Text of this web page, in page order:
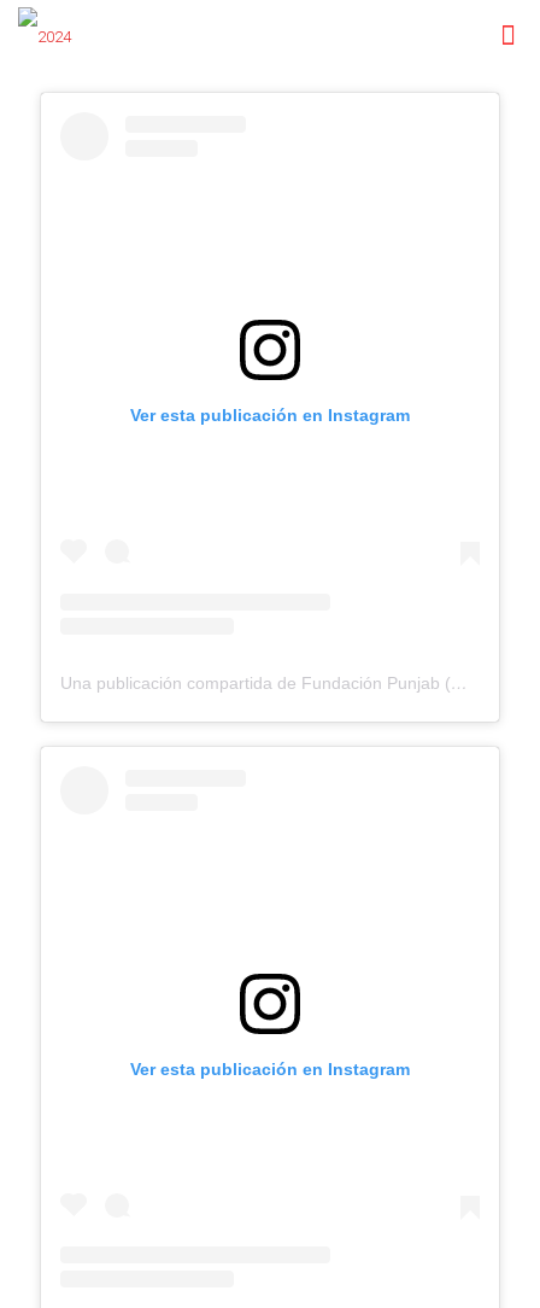
Ver esta publicación en Instagram
Una publicación compartida de Fundación Punjab (@fundacionpunjab)
Ver esta publicación en Instagram